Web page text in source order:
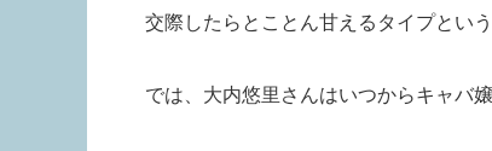
交際したらとことん甘えるタイプとい
では、大内悠里さんはいつからキャバ